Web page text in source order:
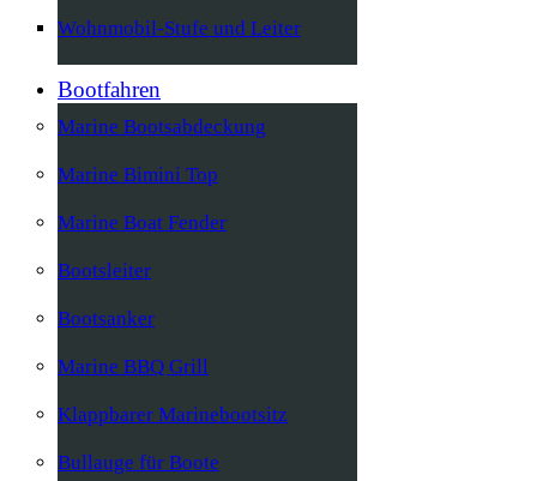
Wohnmobil-Stufe und Leiter
Bootfahren
Marine Bootsabdeckung
Marine Bimini Top
Marine Boat Fender
Bootsleiter
Bootsanker
Marine BBQ Grill
Klappbarer Marinebootsitz
Bullauge für Boote